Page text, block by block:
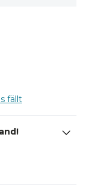
fällt